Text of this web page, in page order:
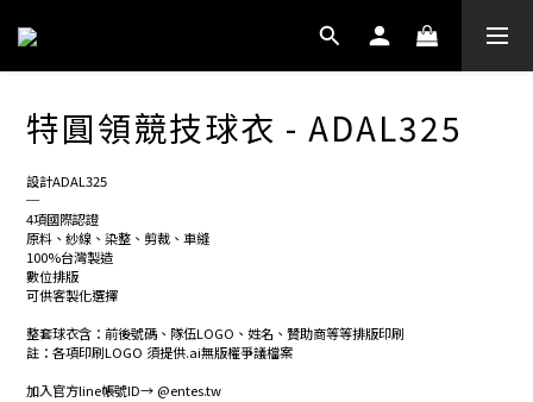
特圓領競技球衣 - ADAL325
設計ADAL325
─
4項國際認證
原料、紗線、染整、剪裁、車縫
100%台灣製造
數位排版
可供客製化選擇
整套球衣含：前後號碼、隊伍LOGO、姓名、贊助商等等排版印刷
註：各項印刷LOGO 須提供.ai無版權爭議檔案
加入官方line帳號ID→ @entes.tw